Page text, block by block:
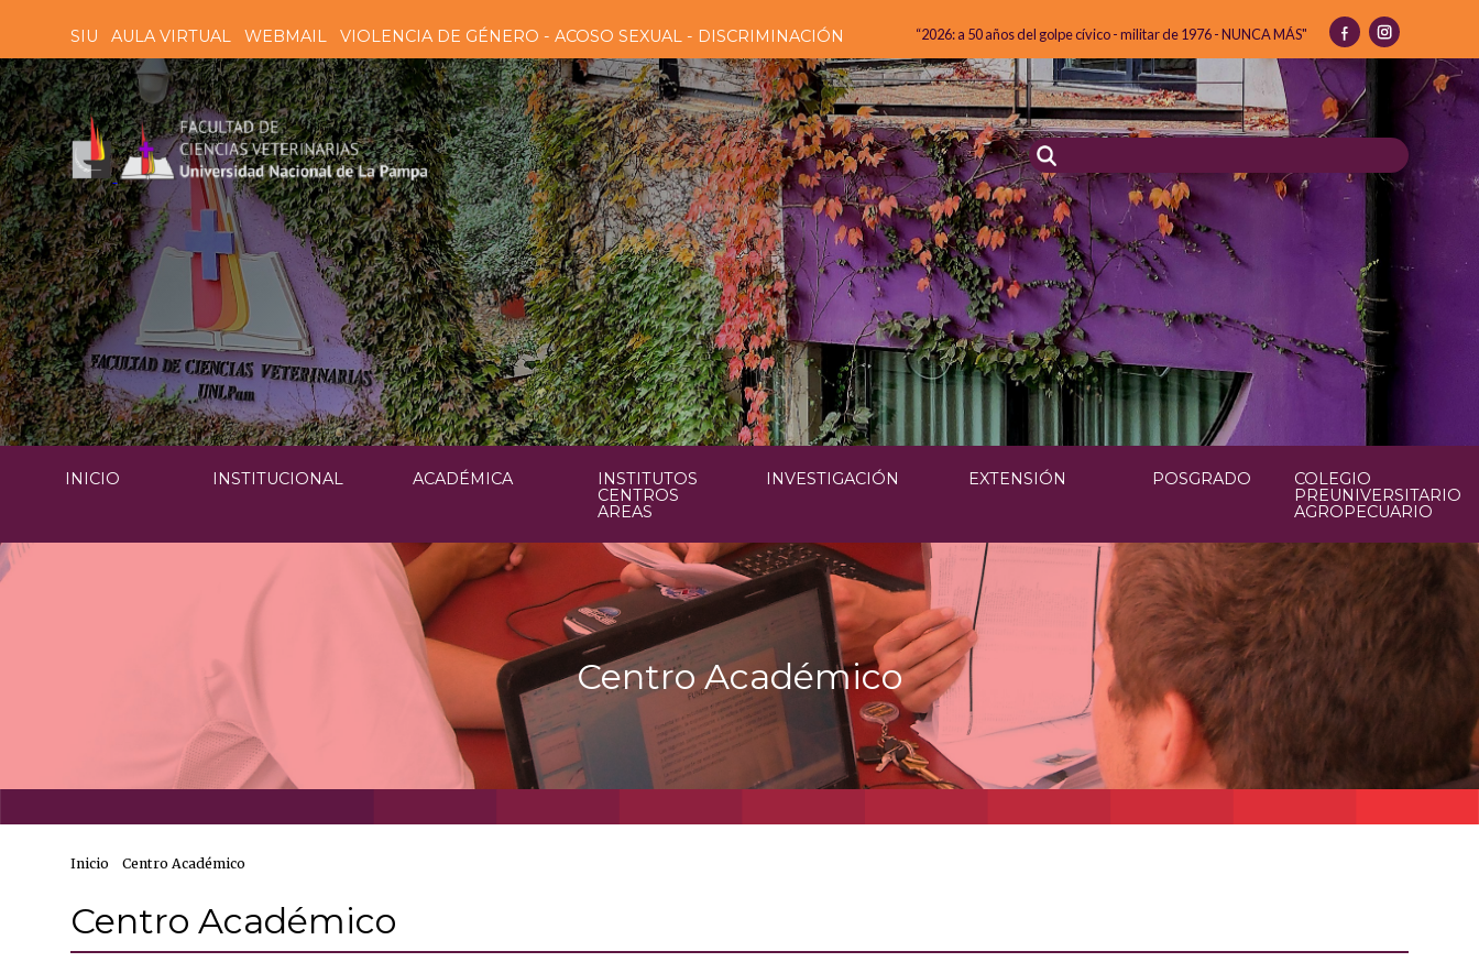
SIU AULA VIRTUAL WEBMAIL VIOLENCIA DE GÉNERO - ACOSO SEXUAL - DISCRIMINACIÓN “2026: a 50 años del golpe cívico - militar de 1976 - NUNCA MÁS"
INICIO INSTITUCIONAL ACADÉMICA
INSTITUTOS
CENTROS
AREAS
INVESTIGACIÓN EXTENSIÓN POSGRADO
COLEGIO
PREUNIVERSITARIO
AGROPECUARIO
Centro Académico
Inicio Centro Académico
Centro Académico